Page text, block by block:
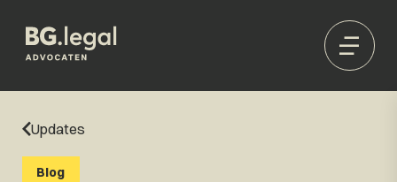
Updates
Blog